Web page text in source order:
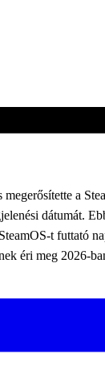
a
dátumát.
t futtató
éri meg 2026-